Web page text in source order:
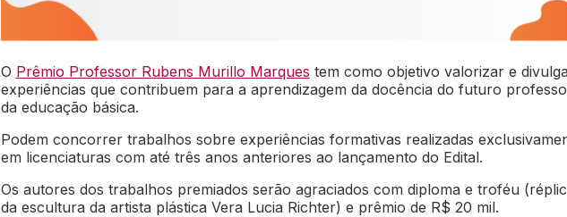
O Prêmio Professor Rubens Murillo Marques tem como objetivo valorizar e
experiências que contribuem para a aprendizagem da docência do futuro
da educação básica.
Podem concorrer trabalhos sobre experiências formativas realizadas
em licenciaturas com até três anos anteriores ao lançamento do Edital.
Os autores dos trabalhos premiados serão agraciados com diploma e troféu
da escultura da artista plástica Vera Lucia Richter) e prêmio de R$ 20 mil.